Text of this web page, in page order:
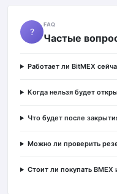
?
FAQ
Частые
Работает ли BitMEX
Когда нельзя будет
Что будет после
Можно ли проверить
Стоит ли покупать BMEX